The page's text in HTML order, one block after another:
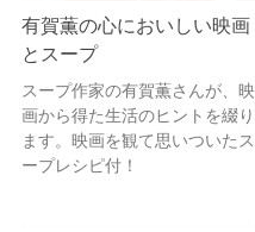
有賀薫の心においしい映画
とスープ
スープ作家の有賀薫さんが、映
画から得た生活のヒントを綴り
ます。映画を観て思いついたス
ープレシピ付！